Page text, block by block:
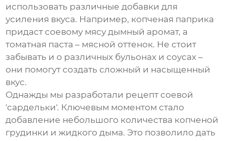
использовать различные добавки для
усиления вкуса. Например, копченая паприка
придаст соевому мясу дымный аромат, а
томатная паста – мясной оттенок. Не стоит
забывать и о различных бульонах и соусах –
они помогут создать сложный и насыщенный
вкус.
Однажды мы разработали рецепт соевой
'сардельки'. Ключевым моментом стало
добавление небольшого количества копченой
грудинки и жидкого дыма. Это позволило дать